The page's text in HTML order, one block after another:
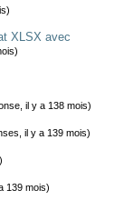
XLSX avec
il y a 138 mois)
il y a 139 mois)
139 mois)